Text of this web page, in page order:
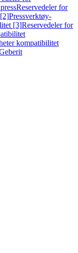
Reservedeler for
Pressverktøy-
[3]Reservedeler for
kompatibilitet